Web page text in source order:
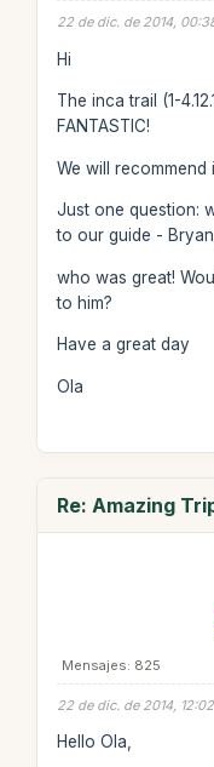
22 de dic. de 2014,
Hi
The inca trail (1-
FANTASTIC!
We will recommend
Just one question:
to our guide - Bryan,
who was great!
to him?
Have a great day
Ola
Re: Amazing
Mensajes: 825
22 de dic. de 2014, 12:02
Hello Ola,